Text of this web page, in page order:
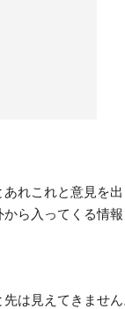
れこれと意見を
ら入ってくる情
は見えてきませ